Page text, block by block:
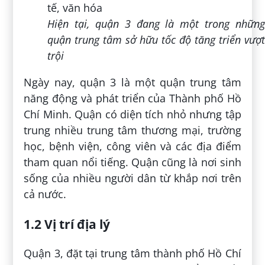
Hiện tại, quận 3 đang là một trong những
quận trung tâm sở hữu tốc độ tăng triển vượt
trội
Ngày nay, quận 3 là một quận trung tâm
năng động và phát triển của Thành phố Hồ
Chí Minh. Quận có diện tích nhỏ nhưng tập
trung nhiều trung tâm thương mại, trường
học, bệnh viện, công viên và các địa điểm
tham quan nổi tiếng. Quận cũng là nơi sinh
sống của nhiều người dân từ khắp nơi trên
cả nước.
1.2 Vị trí địa lý
Quận 3, đặt tại trung tâm thành phố Hồ Chí